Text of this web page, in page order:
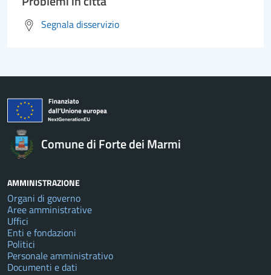
Segnala disservizio
Comune di Forte dei Marmi
AMMINISTRAZIONE
Organi di governo
Aree amministrative
Uffici
Enti e fondazioni
Politici
Personale amministrativo
Documenti e dati